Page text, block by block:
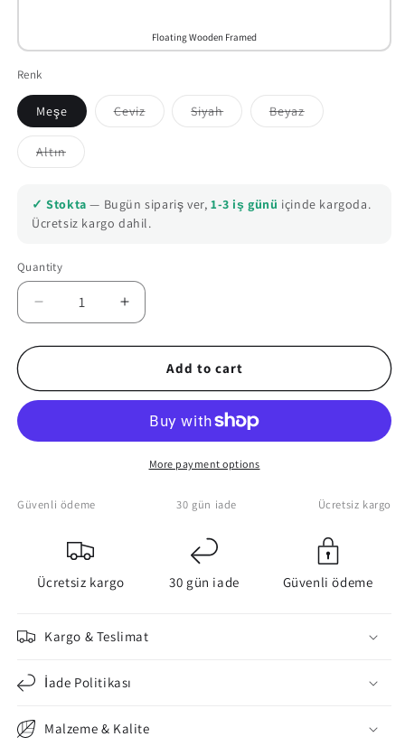
Floating Wooden Framed
Renk
Meşe Ceviz
Variant
Siyah
Variant
Beyaz
Variant
Altın
Variant
or
unavailable
✓ Stokta — Bugün sipariş ver,1-3 iş günü içinde kargoda.
Ücretsiz kargo dahil.
Quantity
Quantity
Decrease
quantity
for
of
The
Canvas
Increase
quantity
for
The
Rings
Canvas
Wall
Add to cart
More payment options
Güvenli ödeme 30 gün iade Ücretsiz kargo
Ücretsiz kargo 30 gün iade Güvenli ödeme
Kargo & Teslimat
İade Politikası
Malzeme & Kalite